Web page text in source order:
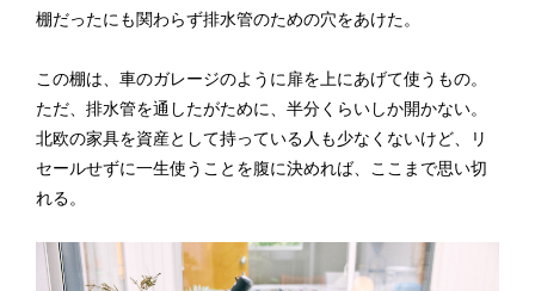
棚だったにも関わらず排水管のための穴をあけた。
この棚は、車のガレージのように扉を上にあげて使うもの。
ただ、排水管を通したがために、半分くらいしか開かない。
北欧の家具を資産として持っている人も少なくないけど、リ
セールせずに一生使うことを腹に決めれば、ここまで思い切
れる。